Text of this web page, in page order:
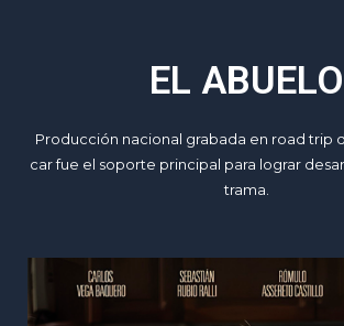
EL ABUELO
Producción nacional grabada en road trip
car fue el soporte principal para lograr
trama.